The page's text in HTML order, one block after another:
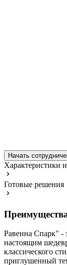
Начать
Характеристики
Готовые решения
Равенна Спарк" -
настоящим
классического
приглушенный